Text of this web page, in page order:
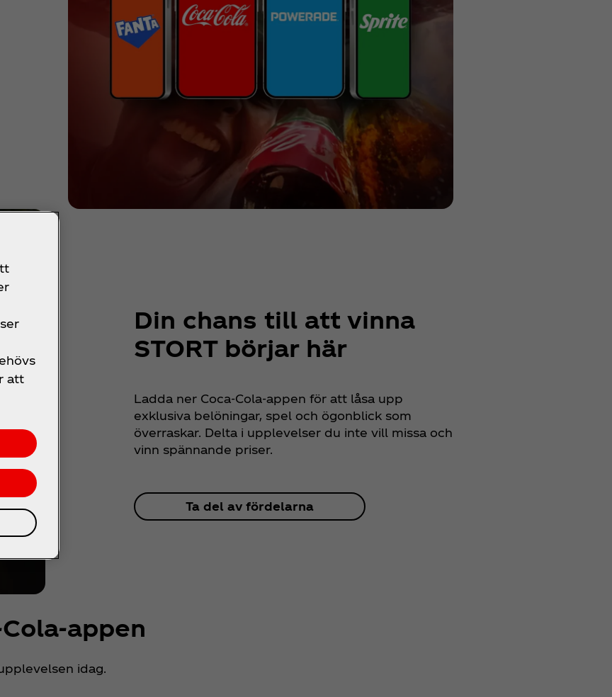
Din chans till att vinna
STORT börjar här
Ladda ner Coca‑Cola-appen för att låsa upp
exklusiva belöningar, spel och ögonblick som
överraskar. Delta i upplevelser du inte vill missa och
vinn spännande priser.
Ta del av fördelarna
appen
idag.
att